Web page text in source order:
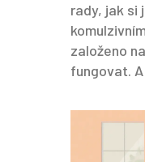
rady, jak si
založeno
fungovat.